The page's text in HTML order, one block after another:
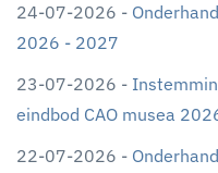
24-07-2026 -
2026 - 2027
23-07-2026 -
eindbod CAO musea
22-07-2026 -